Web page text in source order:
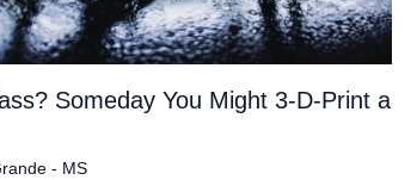
Someday You Might 3-D-Print a
- MS